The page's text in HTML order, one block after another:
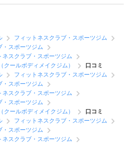
フィットネスクラブ・スポーツジム
・スポーツジム
スクラブ・スポーツジム
ールボディメイクジム）
口コミ
フィットネスクラブ・スポーツジム
・スポーツジム
スクラブ・スポーツジム
・スポーツジム
ールボディメイクジム）
口コミ
フィットネスクラブ・スポーツジム
・スポーツジム
スクラブ・スポーツジム